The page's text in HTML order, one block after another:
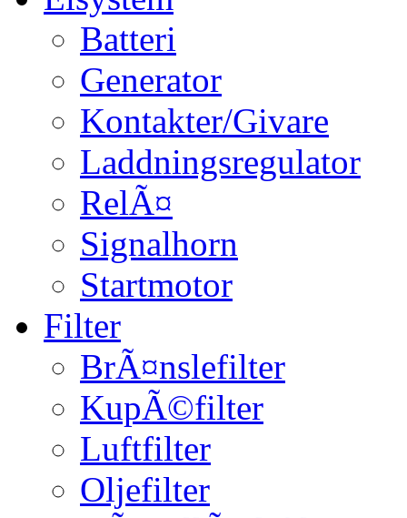
Batteri
Generator
Kontakter/Givare
Laddningsregulator
RelÃ¤
Signalhorn
Startmotor
Filter
BrÃ¤nslefilter
KupÃ©filter
Luftfilter
Oljefilter